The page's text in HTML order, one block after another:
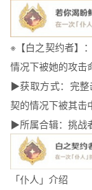
※【白之契约者】
情况下被她的攻击
▶获取方式：完整
契的情况下被其击
▶所属合辑：挑战
「仆人」介绍